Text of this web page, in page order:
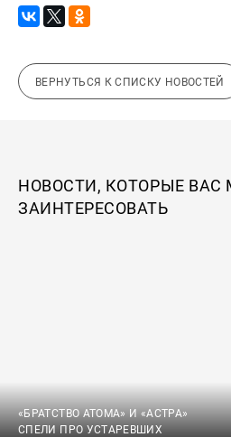
ВЕРНУТЬСЯ К СПИСКУ НОВОСТЕЙ
НОВОСТИ, КОТОРЫЕ ВАС
ЗАИНТЕРЕСОВАТЬ
«БРАТСТВО АТОМА» И «АСТРА»
СПЕЛИ ПРО УСТАРЕВШИХ